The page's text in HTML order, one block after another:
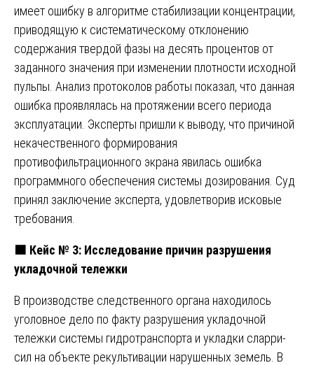
имеет ошибку в алгоритме стабилизации концентрации,
приводящую к систематическому отклонению
содержания твердой фазы на десять процентов от
заданного значения при изменении плотности исходной
пульпы. Анализ протоколов работы показал, что данная
ошибка проявлялась на протяжении всего периода
эксплуатации. Эксперты пришли к выводу, что причиной
некачественного формирования
противофильтрационного экрана явилась ошибка
программного обеспечения системы дозирования. Суд
принял заключение эксперта, удовлетворив исковые
требования.
🟧 Кейс № 3: Исследование причин разрушения
укладочной тележки
В производстве следственного органа находилось
уголовное дело по факту разрушения укладочной
тележки системы гидротранспорта и укладки сларри-
сил на объекте рекультивации нарушенных земель. В